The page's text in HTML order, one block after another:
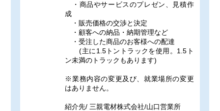
・商品やサービスのプレゼン、見積作
成
・販売価格の交渉と決定
・顧客への納品・納期管理など
・受注した商品のお客様への配達
(主に1.5トントラックを使用。1.5ト
ン未満のトラックもあります)
※業務内容の変更及び、就業場所の変更
はありません。
紹介先/ 三親電材株式会社/山口営業所